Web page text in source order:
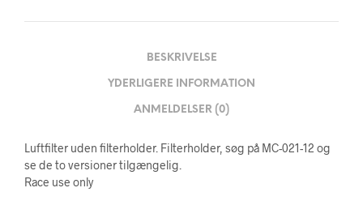
BESKRIVELSE
YDERLIGERE INFORMATION
ANMELDELSER (0)
Luftfilter uden filterholder. Filterholder, søg på MC-021-12 og
se de to versioner tilgængelig.
Race use only